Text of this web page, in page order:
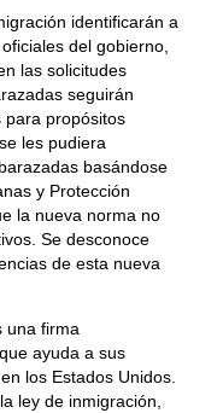
identificarán a
del gobierno,
las solicitudes
seguirán
propósitos
les pudiera
basándose
y Protección
la nueva norma no
Se desconoce
de esta nueva
una firma
ayuda a sus
los Estados Unidos.
ley de inmigración,